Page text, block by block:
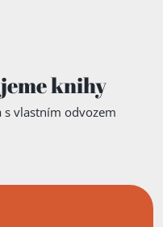
knihy
s vlastním odvozem